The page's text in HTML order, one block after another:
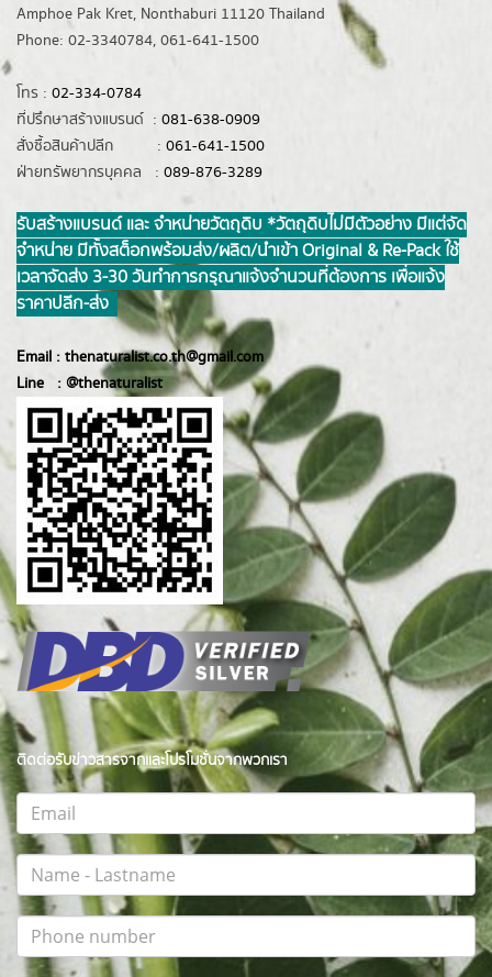
Amphoe Pak Kret, Nonthaburi 11120 Thailand
Phone: 02-3340784, 061-641-1500
โทร : 02-334-0784
ที่ปรึกษาสร้างแบรนด์ : 081-638-0909
สั่งซื้อสินค้าปลีก : 061-641-1500
ฝ่ายทรัพยากรบุคคล : 089-876-3289
รับสร้างแบรนด์ และ จำหน่ายวัตถุดิบ *วัตถุดิบไม่มีตัวอย่าง มีแต่จัด
จำหน่าย มีทั้งสต็อกพร้อมส่ง/ผลิต/นำเข้า Original & Re-Pack ใช้
เวลาจัดส่ง 3-30 วันทำการ กรุณาแจ้งจำนวนที่ต้องการ เพื่อแจ้ง
ราคาปลีก-ส่ง
Email : thenaturalist.co.th@gmail.com
Line : @thenaturalist
ติดต่อรับข่าวสารจากและโปรโมชั่นจากพวกเรา